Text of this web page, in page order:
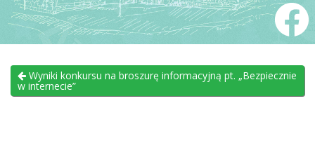
Wyniki konkursu na broszurę informacyjną pt. „Bezpiecznie
w internecie”